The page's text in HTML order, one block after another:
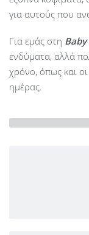
για αυτούς που
Για εμάς στη
ενδύματα, αλλά
χρόνο, όπως και
ημέρας.